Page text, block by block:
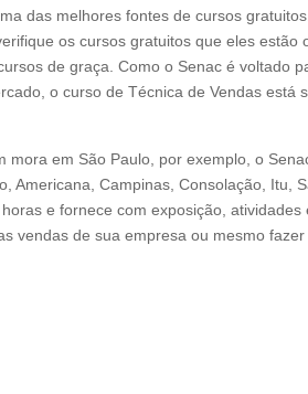
das melhores fontes de cursos
os cursos gratuitos que eles
de graça. Como o Senac é voltado
o curso de Técnica de Vendas está
mora em São Paulo, por exemplo, o
Americana, Campinas, Consolação, Itu,
e fornece com exposição,
vendas de sua empresa ou mesmo